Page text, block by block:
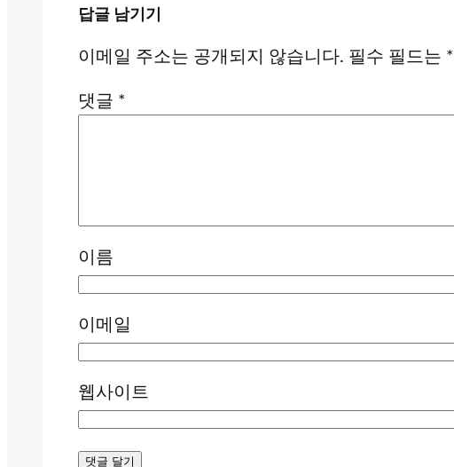
답글 남기기
이메일 주소는 공개되지 않습니다. 필수 필드는 *
댓글 *
이름
이메일
웹사이트